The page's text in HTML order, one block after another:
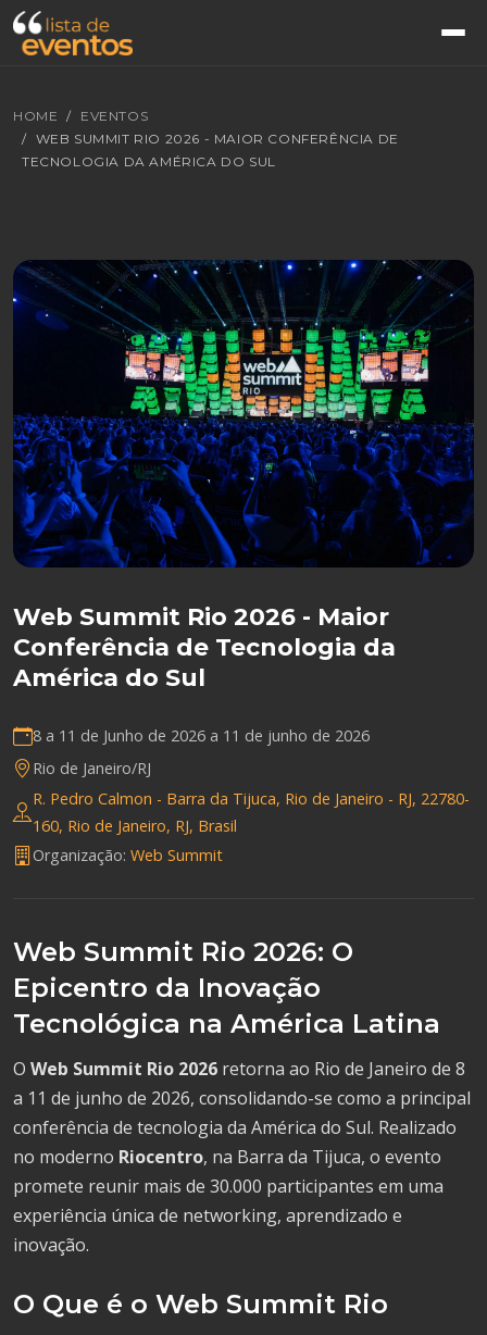
HOME
EVENTOS
WEB SUMMIT RIO 2026 - MAIOR CONFERÊNCIA DE
TECNOLOGIA DA AMÉRICA DO SUL
Web Summit Rio 2026 - Maior
Conferência de Tecnologia da
América do Sul
8 a 11 de Junho de 2026 a 11 de junho de 2026
Rio de Janeiro/RJ
R. Pedro Calmon - Barra da Tijuca, Rio de Janeiro - RJ, 22780-
160, Rio de Janeiro, RJ, Brasil
Organização: Web Summit
Web Summit Rio 2026: O
Epicentro da Inovação
Tecnológica na América Latina
O Web Summit Rio 2026 retorna ao Rio de Janeiro de 8
a 11 de junho de 2026, consolidando-se como a principal
conferência de tecnologia da América do Sul. Realizado
no moderno Riocentro, na Barra da Tijuca, o evento
promete reunir mais de 30.000 participantes em uma
experiência única de networking, aprendizado e
inovação.
O Que é o Web Summit Rio